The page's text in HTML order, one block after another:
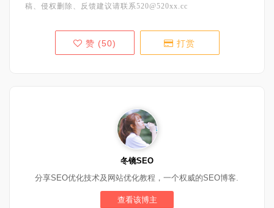
稿、侵权删除、反馈建议请联系520@520xx.cc
赞 (50) 打赏
冬镜SEO
分享SEO优化技术及网站优化教程，一个权威的SEO博客.
查看该博主